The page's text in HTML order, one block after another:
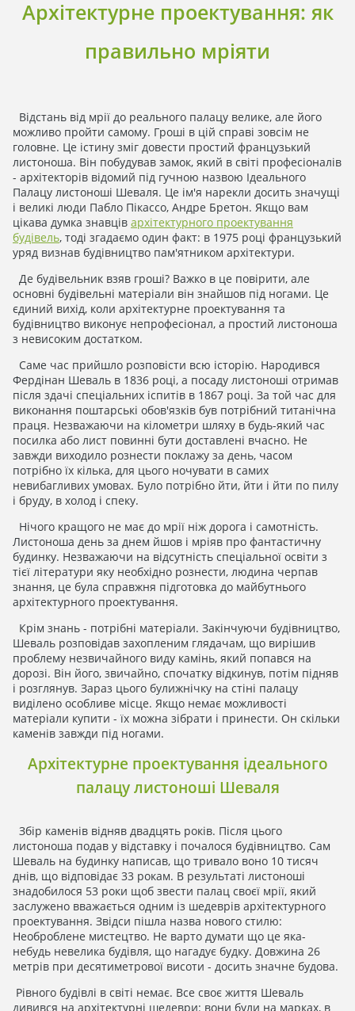
Архітектурне проектування: як
правильно мріяти
Відстань від мрії до реального палацу велике, але його
можливо пройти самому. Гроші в цій справі зовсім не
головне. Це істину зміг довести простий французький
листоноша. Він побудував замок, який в світі професіоналів
- архітекторів відомий під гучною назвою Ідеального
Палацу листоноші Шеваля. Це ім'я нарекли досить значущі
і великі люди Пабло Пікассо, Андре Бретон. Якщо вам
цікава думка знавців архітектурного проектування
будівель, тоді згадаємо один факт: в 1975 році французький
уряд визнав будівництво пам'ятником архітектури.
Де будівельник взяв гроші? Важко в це повірити, але
основні будівельні матеріали він знайшов під ногами. Це
єдиний вихід, коли архітектурне проектування та
будівництво виконує непрофесіонал, а простий листоноша
з невисоким достатком.
Саме час прийшло розповісти всю історію. Народився
Фердінан Шеваль в 1836 році, а посаду листоноші отримав
після здачі спеціальних іспитів в 1867 році. За той час для
виконання поштарські обов'язків був потрібний титанічна
праця. Незважаючи на кілометри шляху в будь-який час
посилка або лист повинні бути доставлені вчасно. Не
завжди виходило рознести поклажу за день, часом
потрібно їх кілька, для цього ночувати в самих
невибагливих умовах. Було потрібно йти, йти і йти по пилу
і бруду, в холод і спеку.
Нічого кращого не має до мрії ніж дорога і самотність.
Листоноша день за днем ​​йшов і мріяв про фантастичну
будинку. Незважаючи на відсутність спеціальної освіти з
тієї літератури яку необхідно рознести, людина черпав
знання, це була справжня підготовка до майбутнього
архітектурного проектування.
Крім знань - потрібні матеріали. Закінчуючи будівництво,
Шеваль розповідав захопленим глядачам, що вирішив
проблему незвичайного виду камінь, який попався на
дорозі. Він його, звичайно, спочатку відкинув, потім підняв
і розглянув. Зараз цього булижнічку на стіні палацу
виділено особливе місце. Якщо немає можливості
матеріали купити - їх можна зібрати і принести. Он скільки
каменів завжди під ногами.
Архітектурне проектування ідеального
палацу листоноші Шеваля
Збір каменів відняв двадцять років. Після цього
листоноша подав у відставку і почалося будівництво. Сам
Шеваль на будинку написав, що тривало воно 10 тисяч
днів, що відповідає 33 рокам. В результаті листоноші
знадобилося 53 роки щоб звести палац своєї мрії, який
заслужено вважається одним із шедеврів архітектурного
проектування. Звідси пішла назва нового стилю:
Необроблене мистецтво. Не варто думати що це яка-
небудь невелика будівля, що нагадує будку. Довжина 26
метрів при десятиметрової висоти - досить значне будова.
Рівного будівлі в світі немає. Все своє життя Шеваль
дивився на архітектурні шедеври: вони були на марках, в